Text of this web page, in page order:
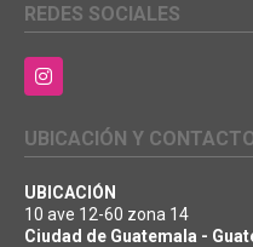
REDES SOCIALES
Instagram
UBICACIÓN Y
UBICACIÓN
10 ave 12-60 zona 14
Ciudad de Guatemala -